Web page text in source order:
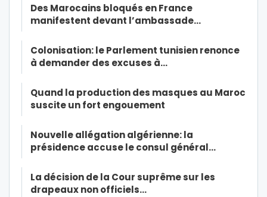
Des Marocains bloqués en France
manifestent devant l’ambassade…
Colonisation: le Parlement tunisien renonce
à demander des excuses à…
Quand la production des masques au Maroc
suscite un fort engouement
Nouvelle allégation algérienne: la
présidence accuse le consul général…
La décision de la Cour suprême sur les
drapeaux non officiels…